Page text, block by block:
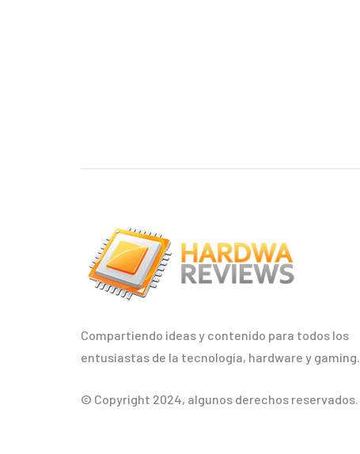
Compartiendo ideas y contenido para todos los
entusiastas de la tecnología, hardware y gaming.
© Copyright 2024, algunos derechos reservados.